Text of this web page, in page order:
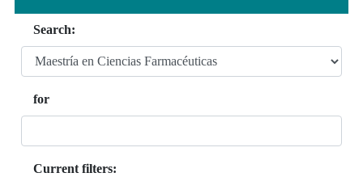
Search:
for
Current filters: